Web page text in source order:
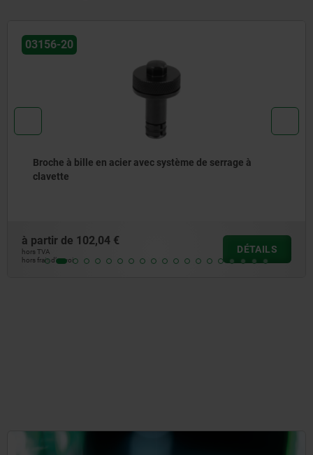
20
à bille en acier avec système de serrage à
de102,04 €
d’envoi